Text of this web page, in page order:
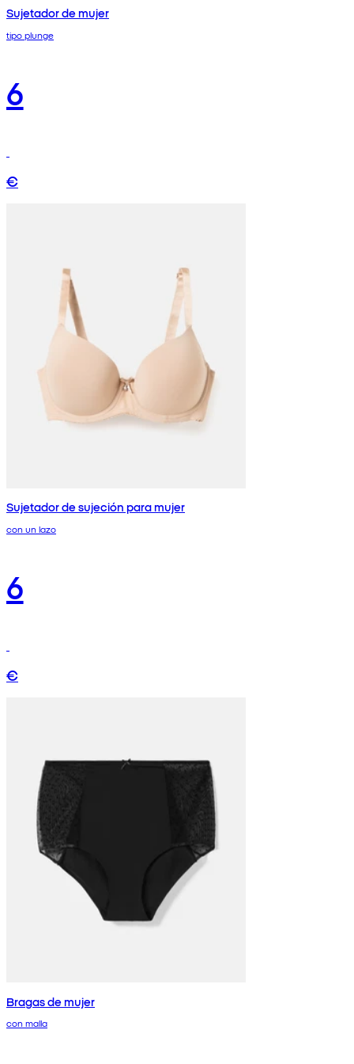
Sujetador de mujer
tipo plunge
6
€
Sujetador de sujeción para mujer
con un lazo
6
€
Bragas de mujer
con malla